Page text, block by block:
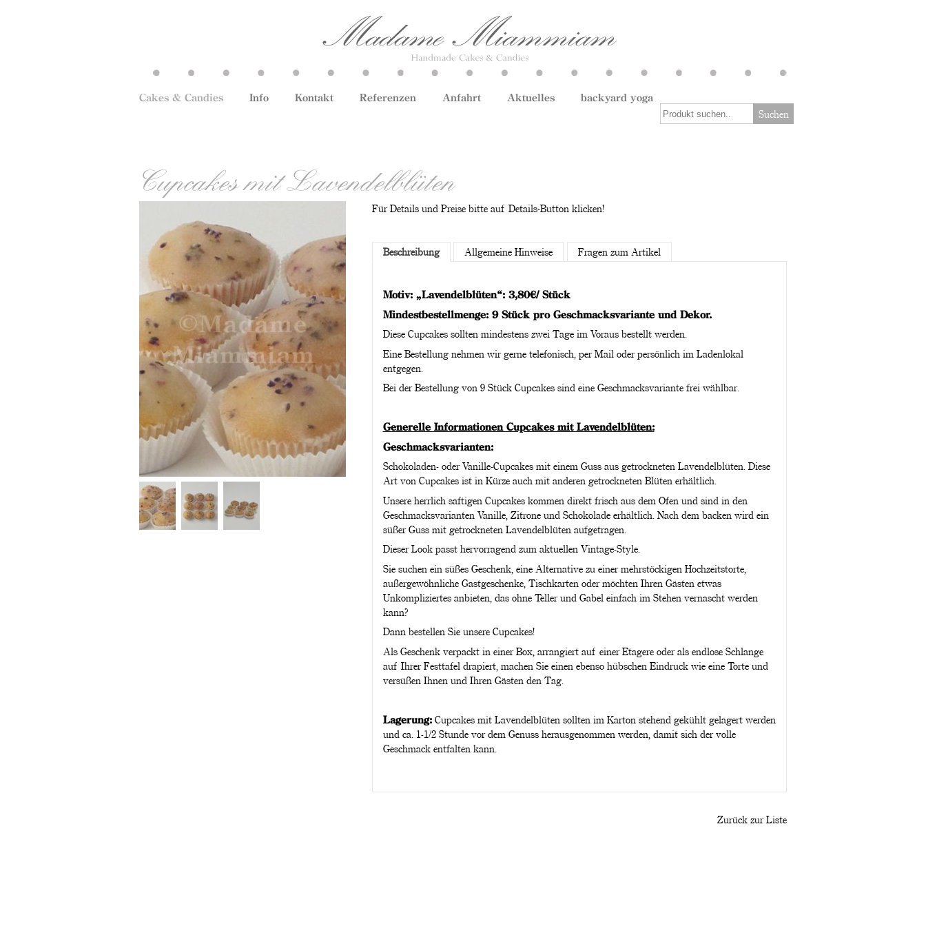
Cakes & Candies Info Kontakt Referenzen Anfahrt Aktuelles
backyard yoga
Suchen
Cupcakes mit Lavendelblüten
Für Details und Preise bitte auf Details-Button klicken!
Beschreibung Allgemeine Hinweise Fragen zum Artikel
Motiv: „Lavendelblüten“: 3,80€/ Stück
Mindestbestellmenge: 9 Stück pro Geschmacksvariante und Dekor.
Diese Cupcakes sollten mindestens zwei Tage im Voraus bestellt werden.
Eine Bestellung nehmen wir gerne telefonisch, per Mail oder persönlich im Ladenlokal
entgegen.
Bei der Bestellung von 9 Stück Cupcakes sind eine Geschmacksvariante frei wählbar.
Generelle Informationen Cupcakes mit Lavendelblüten:
Geschmacksvarianten:
Schokoladen- oder Vanille-Cupcakes mit einem Guss aus getrockneten Lavendelblüten. Diese
Art von Cupcakes ist in Kürze auch mit anderen getrockneten Blüten erhältlich.
Unsere herrlich saftigen Cupcakes kommen direkt frisch aus dem Ofen und sind in den
Geschmacksvarianten Vanille, Zitrone und Schokolade erhältlich. Nach dem backen wird ein
süßer Guss mit getrockneten Lavendelblüten aufgetragen.
Dieser Look passt hervorragend zum aktuellen Vintage-Style.
Sie suchen ein süßes Geschenk, eine Alternative zu einer mehrstöckigen Hochzeitstorte,
außergewöhnliche Gastgeschenke, Tischkarten oder möchten Ihren Gästen etwas
Unkompliziertes anbieten, das ohne Teller und Gabel einfach im Stehen vernascht werden
kann?
Dann bestellen Sie unsere Cupcakes!
Als Geschenk verpackt in einer Box, arrangiert auf einer Etagere oder als endlose Schlange
auf Ihrer Festtafel drapiert, machen Sie einen ebenso hübschen Eindruck wie eine Torte und
versüßen Ihnen und Ihren Gästen den Tag.
Lagerung:Cupcakes mit Lavendelblüten sollten im Karton stehend gekühlt gelagert werden
und ca. 1-1/2 Stunde vor dem Genuss herausgenommen werden, damit sich der volle
Geschmack entfalten kann.
Zurück zur Liste